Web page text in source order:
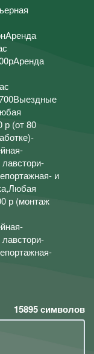
р (от 80
и
р (монтаж
15895символов